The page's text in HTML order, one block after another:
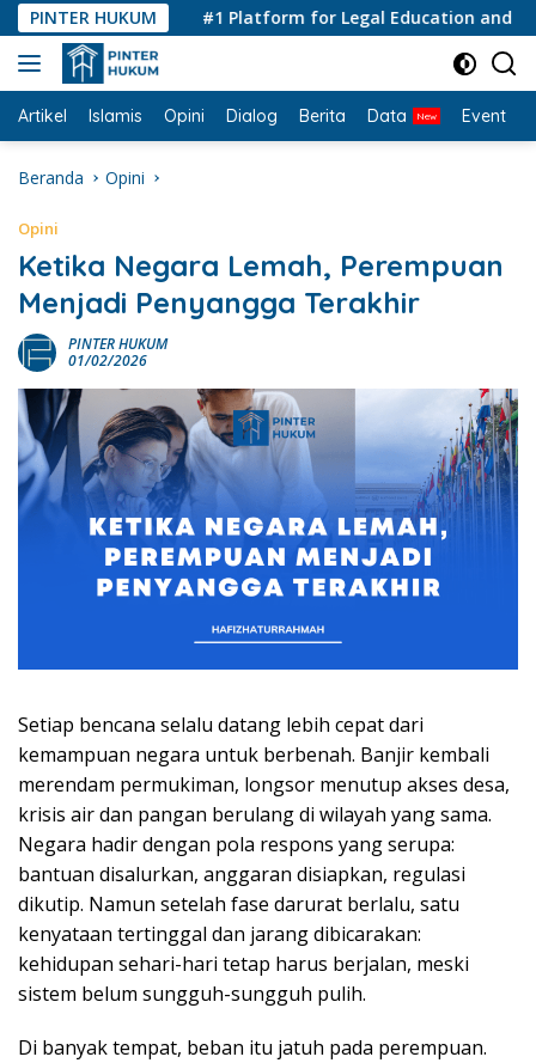
Langsung
ke
konten
PINTER HUKUM #1 Platform for Legal Education and
Artikel Islamis Opini Dialog Berita Data Event
Beranda Opini
Opini
Ketika Negara Lemah, Perempuan
Menjadi Penyangga Terakhir
PINTER HUKUM
01/02/2026
Setiap bencana selalu datang lebih cepat dari
kemampuan negara untuk berbenah. Banjir kembali
merendam permukiman, longsor menutup akses desa,
krisis air dan pangan berulang di wilayah yang sama.
Negara hadir dengan pola respons yang serupa:
bantuan disalurkan, anggaran disiapkan, regulasi
dikutip. Namun setelah fase darurat berlalu, satu
kenyataan tertinggal dan jarang dibicarakan:
kehidupan sehari-hari tetap harus berjalan, meski
sistem belum sungguh-sungguh pulih.
Di banyak tempat, beban itu jatuh pada perempuan.